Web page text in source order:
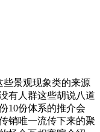
些景观现象类的来源
有人群这些胡说八道
10份体系的推介会
销唯一流传下来的聚